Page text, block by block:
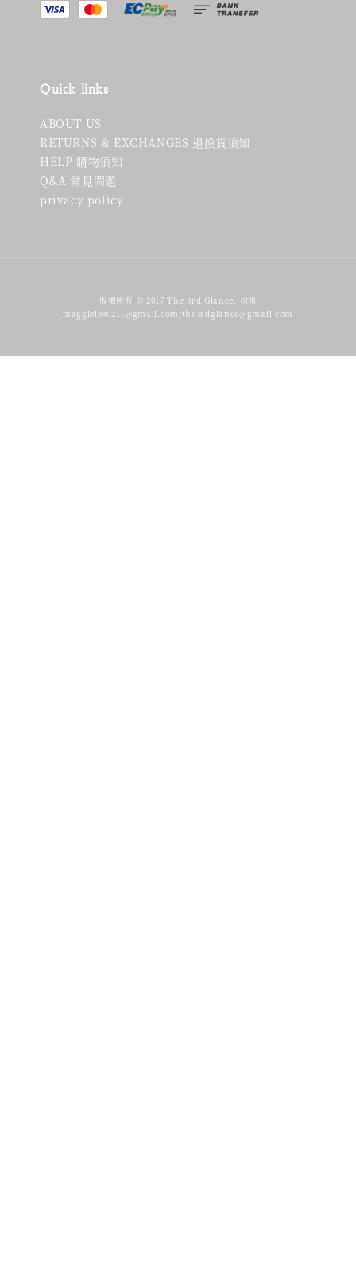
Quick links
ABOUT US
RETURNS & EXCHANGES 退換貨須知
HELP 購物須知
Q&A 常見問題
privacy policy
版權所有 © 2017 The 3rd Glance. 信箱
maggielee0211@gmail.com/the3rdglance@gmail.com